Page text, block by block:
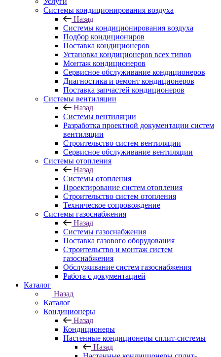
Системы кондиционирования воздуха
Назад
Системы кондиционирования воздуха
Подбор кондициониров
Поставка кондиционеров
Установка кондиционеров всех типов
Монтаж кондиционеров
Сервисное обслуживание кондиционеров
Диагностика и ремонт кондиционеров
Поставка запчастей кондиционеров
Системы вентиляции
Назад
Системы вентиляции
Разработка проектной документации систем
вентиляции
Строительство систем вентиляции
Сервисное обслуживание вентиляции
Системы отопления
Назад
Системы отопления
Проектирование систем отопления
Строительство систем отопления
Техническое сопровождение
Системы газоснабжения
Назад
Системы газоснабжения
Поставка газового оборудования
Строительство и монтаж систем
газоснабжения
Обслуживание систем газоснабжения
Работа с документацией
Каталог
Назад
Каталог
Кондиционеры
Назад
Кондиционеры
Настенные кондиционеры сплит-системы
Назад